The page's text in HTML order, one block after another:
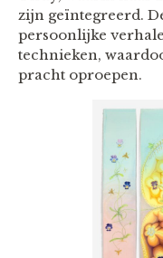
zijn geïntegreerd.
persoonlijke
technieken,
pracht oproepen.